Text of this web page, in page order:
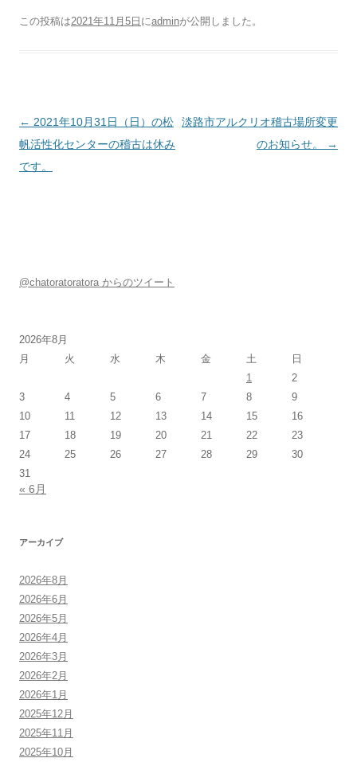
この投稿は2021年11月5日 にadminが公開しました 。
投稿ナビゲーション
← 2021年10月31日（日）の松
帆活性化センターの稽古は休み
です。
淡路市アルクリオ稽古場所変更
のお知らせ。
→
@chatoratoratora からのツイート
2026年8月
月
火 水 木 金 土
日
1
2
3
4 5 6 7 8
9
10
11 12 13 14 15
16
17
18 19 20 21 22
23
24
25 26 27 28 29
30
31
« 6月
アーカイブ
2026年8月
2026年6月
2026年5月
2026年4月
2026年3月
2026年2月
2026年1月
2025年12月
2025年11月
2025年10月